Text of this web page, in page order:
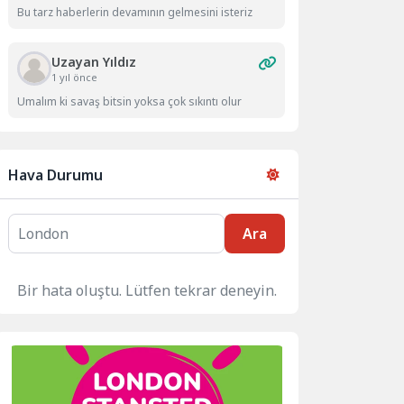
Bu tarz haberlerin devamının gelmesini isteriz
Uzayan Yıldız
1 yıl önce
Umalım ki savaş bitsin yoksa çok sıkıntı olur
Hava Durumu
Ara
Bir hata oluştu. Lütfen tekrar deneyin.